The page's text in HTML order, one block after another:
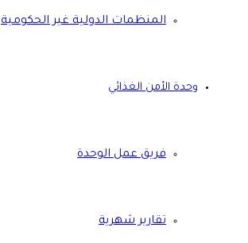
المنظمات الدولية غير الحكومية
وحدة الأمن الغذائي
فريق عمل الوحدة
تقارير شهرية